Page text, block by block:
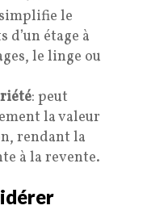
le
étage à
le linge ou
: peut
la valeur
rendant la
à la revente.